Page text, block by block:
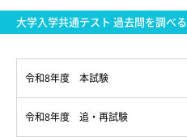
大学入学共通テスト 過去問を調べる
令和8年度 本試験
令和8年度 追・再試験